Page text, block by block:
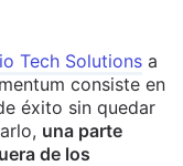
Tech Solutions a
consiste en
éxito sin quedar
una parte
de los